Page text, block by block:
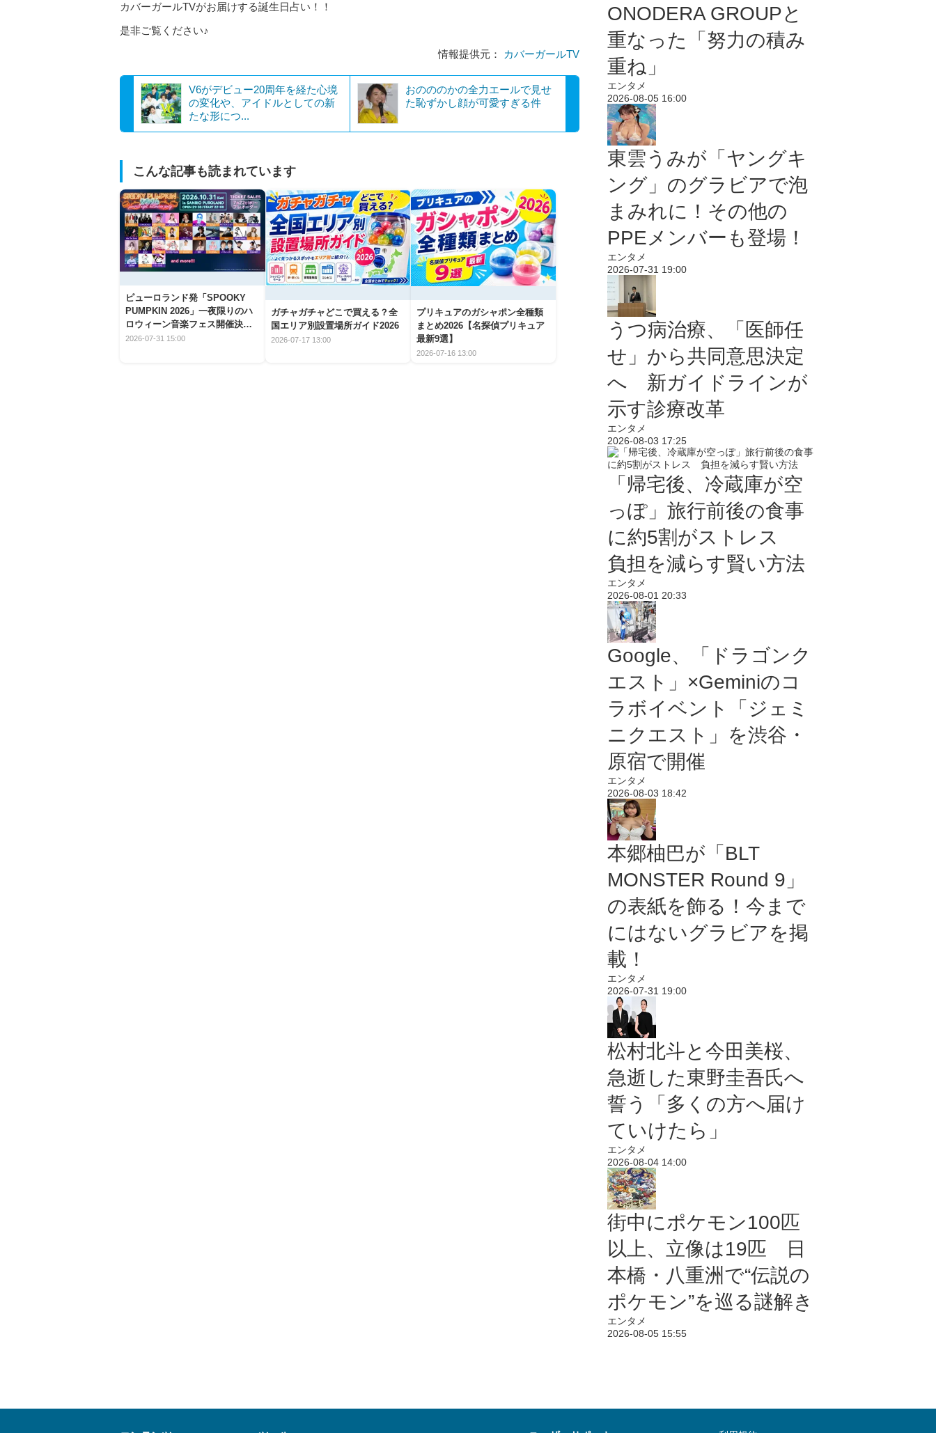
カバーガールTVがお届けする誕生日占い！！
是非ご覧ください♪
情報提供元：
カバーガールTV
V6がデビュー20周年を経た心境
の変化や、アイドルとしての新
たな形につ...
おのののかの全力エールで見せ
た恥ずかし顔が可愛すぎる件
こんな記事も読まれています
ピューロランド発「SPOOKY
PUMPKIN 2026」一夜限りのハ
ロウィーン音楽フェス開催決
定！
2026-07-31 15:00
ガチャガチャどこで買える？全
国エリア別設置場所ガイド2026
2026-07-17 13:00
プリキュアのガシャポン全種類
まとめ2026【名探偵プリキュア
最新9選】
2026-07-16 13:00
ONODERA GROUPと
重なった「努力の積み
重ね」
エンタメ
2026-08-05 16:00
東雲うみが「ヤングキ
ング」のグラビアで泡
まみれに！その他の
PPEメンバーも登場！
エンタメ
2026-07-31 19:00
うつ病治療、「医師任
せ」から共同意思決定
へ 新ガイドラインが
示す診療改革
エンタメ
2026-08-03 17:25
「帰宅後、冷蔵庫が空
っぽ」旅行前後の食事
に約5割がストレス
負担を減らす賢い方法
エンタメ
2026-08-01 20:33
Google、「ドラゴンク
エスト」×Geminiのコ
ラボイベント「ジェミ
ニクエスト」を渋谷・
原宿で開催
エンタメ
2026-08-03 18:42
本郷柚巴が「BLT
MONSTER Round 9」
の表紙を飾る！今まで
にはないグラビアを掲
載！
エンタメ
2026-07-31 19:00
松村北斗と今田美桜、
急逝した東野圭吾氏へ
誓う「多くの方へ届け
ていけたら」
エンタメ
2026-08-04 14:00
街中にポケモン100匹
以上、立像は19匹 日
本橋・八重洲で“伝説の
ポケモン”を巡る謎解き
エンタメ
2026-08-05 15:55